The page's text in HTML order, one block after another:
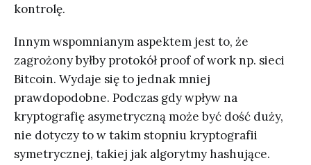
kontrolę.
Innym wspomnianym aspektem jest to, że
zagrożony byłby protokół proof of work np. sieci
Bitcoin. Wydaje się to jednak mniej
prawdopodobne. Podczas gdy wpływ na
kryptografię asymetryczną może być dość duży,
nie dotyczy to w takim stopniu kryptografii
symetrycznej, takiej jak algorytmy hashujące.